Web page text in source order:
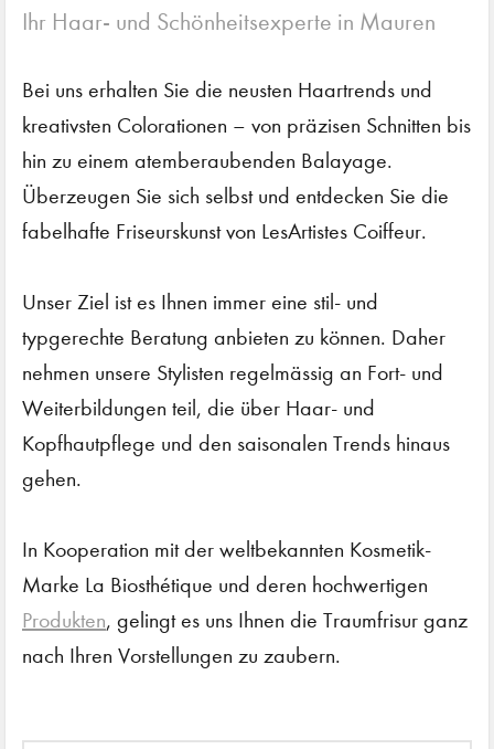
Ihr Haar- und Schönheitsexperte in Mauren
Bei uns erhalten Sie die neusten Haartrends und
kreativsten Colorationen – von präzisen Schnitten bis
hin zu einem atemberaubenden Balayage.
Überzeugen Sie sich selbst und entdecken Sie die
fabelhafte Friseurskunst von LesArtistes Coiffeur.
Unser Ziel ist es Ihnen immer eine stil- und
typgerechte Beratung anbieten zu können. Daher
nehmen unsere Stylisten regelmässig an Fort- und
Weiterbildungen teil, die über Haar- und
Kopfhautpflege und den saisonalen Trends hinaus
gehen.
In Kooperation mit der weltbekannten Kosmetik-
Marke La Biosthétique und deren hochwertigen
Produkten, gelingt es uns Ihnen die Traumfrisur ganz
nach Ihren Vorstellungen zu zaubern.